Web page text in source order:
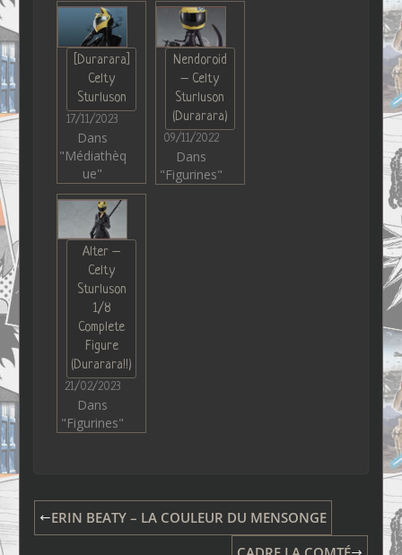
[Durarara]
Celty
Sturluson
17/11/2023
Dans
"Médiathèq
ue"
Nendoroid
– Celty
Sturluson
(Durarara)
09/11/2022
Dans
"Figurines"
Alter –
Celty
Sturluson
1/8
Complete
Figure
(Durarara!!)
21/02/2023
Dans
"Figurines"
ERIN BEATY – LA COULEUR DU MENSONGE